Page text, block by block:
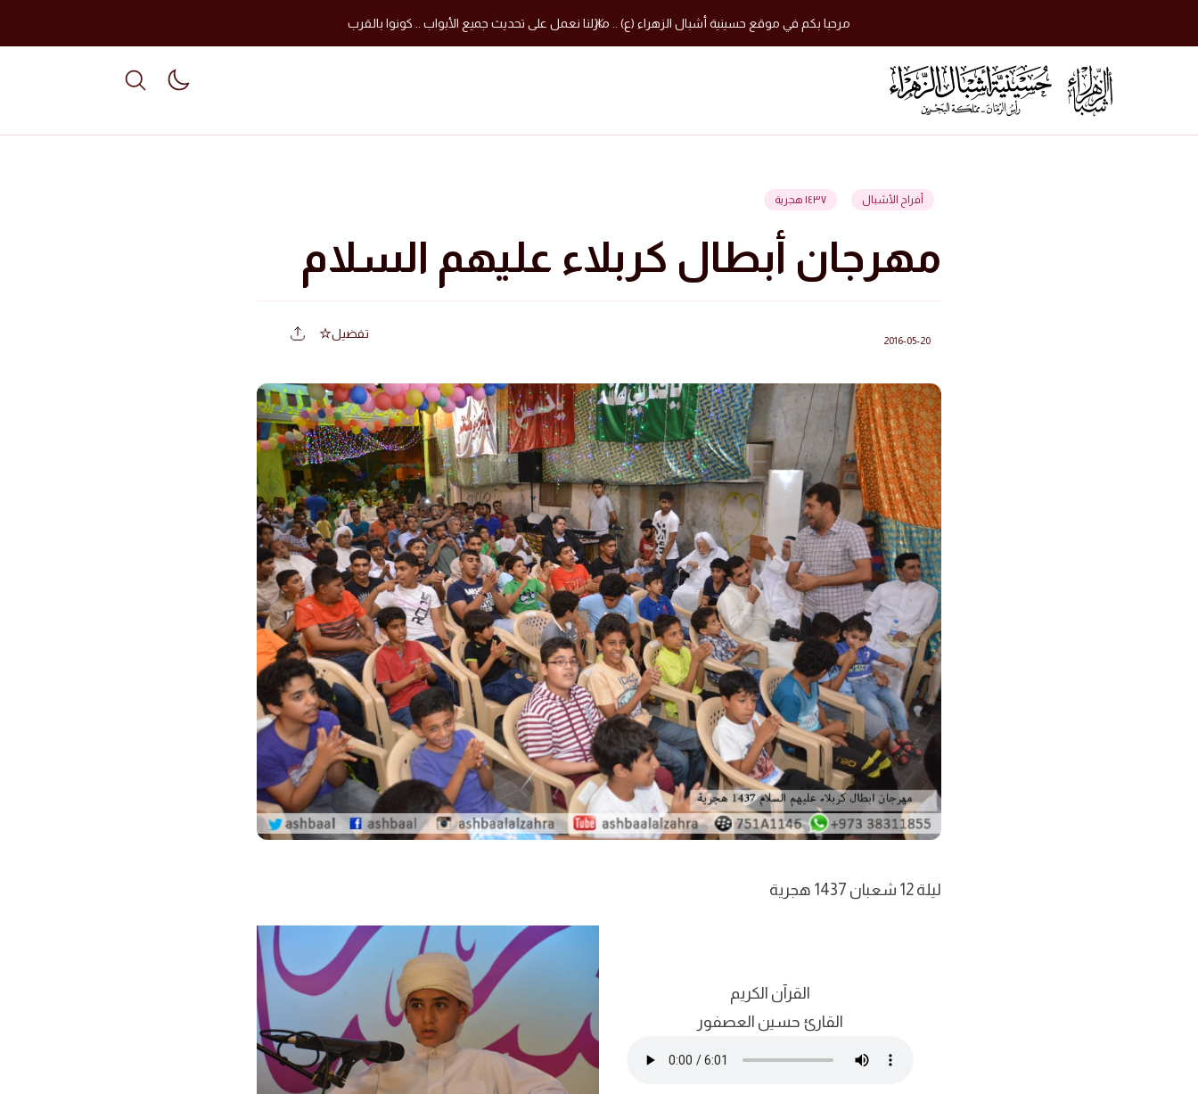
مرحبا بكم في موقع حسينية أشبال الزهراء (ع) .. مازلنا نعمل على تحديث جميع الأبواب .. كونوا بالقرب
dark mode
أفراح الأشبال ١٤٣٧ هجرية
مهرجان أبطال كربلاء عليهم السلام
2016-05-20 تفضيل
ليلة 12 شعبان 1437 هجرية
القرآن الكريم
القارئ حسين العصفور